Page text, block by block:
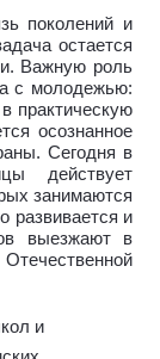
поколений и
остается
Важную роль
с молодежью:
практическую
осознанное
Сегодня в
действует
занимаются
развивается и
выезжают в
и